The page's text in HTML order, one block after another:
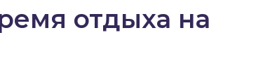
отдыха на